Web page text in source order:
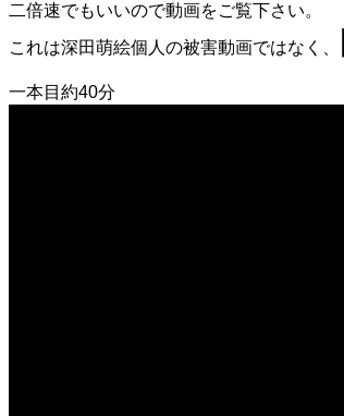
二倍速でもいいので動画をご覧下さい。
これは深田萌絵個人の被害動画ではなく、
一本目約40分